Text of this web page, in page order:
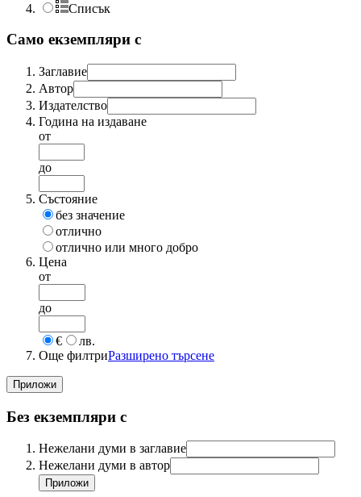
Списък
Само екземпляри с
Заглавие
Автор
Издателство
Година на издаване
от
до
Състояние
без значение
отлично
отлично или много добро
Цена
от
до
€
лв.
Още филтриРазширено търсене
Без екземпляри с
Нежелани думи в заглавие
Нежелани думи в автор